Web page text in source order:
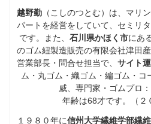
越野勤 （こしのつとむ）は、マリ
パートを経営をしていて、セミリ
です。また、 石川県かほく市にあ
のゴム紐製造販売の有限会社津田
営業部長・問合せ担当で、 サイト
ム・丸ゴム・織ゴム・編ゴム・
威、専門家・ゴムプロ
年齢は68才です。（２
１９８０年に信州大学繊維学部繊